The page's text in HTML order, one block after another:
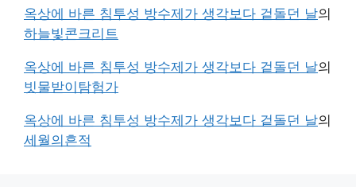
옥상에 바른 침투성 방수제가 생각보다 겉돌던 날의
하늘빛콘크리트
옥상에 바른 침투성 방수제가 생각보다 겉돌던 날의
빗물받이탐험가
옥상에 바른 침투성 방수제가 생각보다 겉돌던 날의
세월의흔적